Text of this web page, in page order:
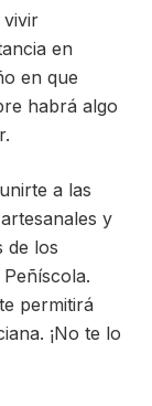
vivir
en
en que
habrá algo
a las
y
de los
permitirá
¡No te lo